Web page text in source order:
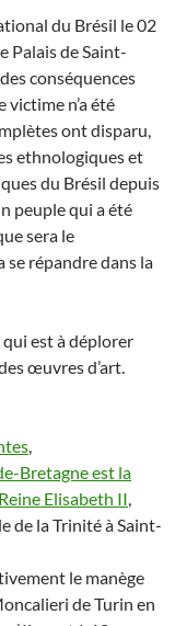
du Brésil le 02
Palais de Saint-
conséquences
n’a été
ont disparu,
ethnologiques et
du Brésil depuis
peuple qui a été
sera le
se répandre dans la
qui est à déplorer
œuvres d’art.
Bretagne est la
Elisabeth II
de la Trinité à Saint-
le manège
de Turin en